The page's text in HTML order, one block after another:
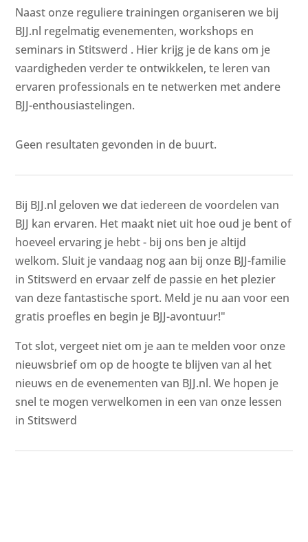
Naast onze reguliere trainingen organiseren we bij
BJJ.nl regelmatig evenementen, workshops en
seminars in Stitswerd . Hier krijg je de kans om je
vaardigheden verder te ontwikkelen, te leren van
ervaren professionals en te netwerken met andere
BJJ-enthousiastelingen.
Geen resultaten gevonden in de buurt.
Bij BJJ.nl geloven we dat iedereen de voordelen van
BJJ kan ervaren. Het maakt niet uit hoe oud je bent of
hoeveel ervaring je hebt - bij ons ben je altijd
welkom. Sluit je vandaag nog aan bij onze BJJ-familie
in Stitswerd en ervaar zelf de passie en het plezier
van deze fantastische sport. Meld je nu aan voor een
gratis proefles en begin je BJJ-avontuur!"
Tot slot, vergeet niet om je aan te melden voor onze
nieuwsbrief om op de hoogte te blijven van al het
nieuws en de evenementen van BJJ.nl. We hopen je
snel te mogen verwelkomen in een van onze lessen
in Stitswerd